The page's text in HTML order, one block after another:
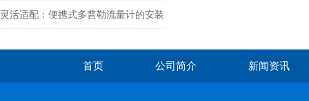
灵活适配：便携式多普勒流量计的安装
首页 公司简介 新闻资讯